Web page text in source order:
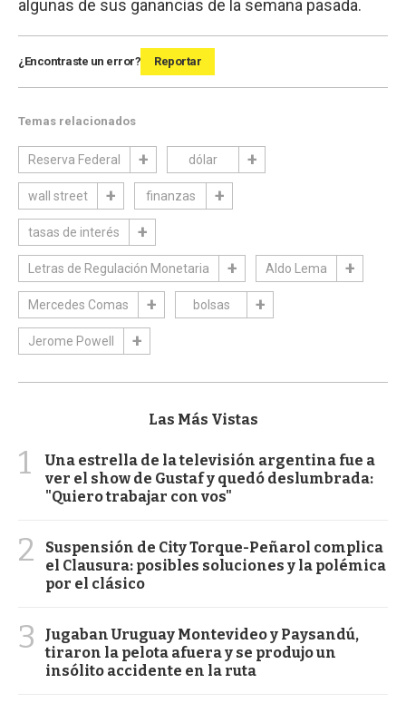
algunas de sus ganancias de la semana pasada.
¿Encontraste un error? Reportar
Temas relacionados
Reserva Federal dólar
wall street finanzas
tasas de interés
Letras de Regulación Monetaria Aldo Lema
Mercedes Comas bolsas
Jerome Powell
Las Más Vistas
1
Una estrella de la televisión argentina fue a
ver el show de Gustaf y quedó deslumbrada:
"Quiero trabajar con vos"
2
Suspensión de City Torque-Peñarol complica
el Clausura: posibles soluciones y la polémica
por el clásico
3
Jugaban Uruguay Montevideo y Paysandú,
tiraron la pelota afuera y se produjo un
insólito accidente en la ruta